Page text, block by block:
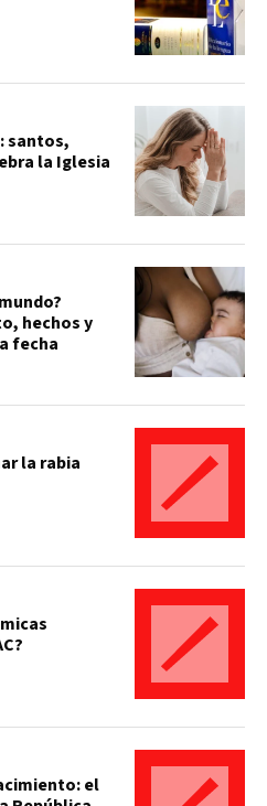
santos,
la Iglesia
hechos y
fecha
la rabia
el